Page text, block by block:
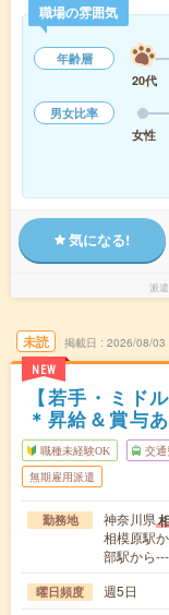
職場の雰囲気
年齢層
20代
男女比率
女性
気になる!
派
未読
NEW
掲載日 2026/08/03
【若手・ミド
＊昇給＆賞与
職種未経験OK 交通
無期雇用派遣
勤務地 神奈川県
相模原駅
部駅から
曜日頻度 週5日